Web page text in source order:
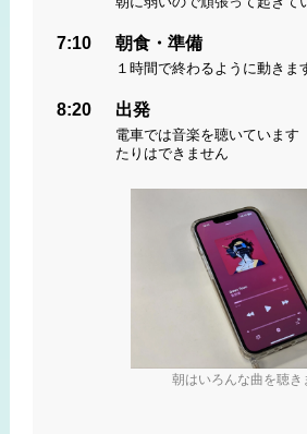
7:10 朝食・準備
１時間で終わるように動きま
8:20 出発
電車では音楽を聴いていま
たりはできません
朝はいろんな曲を聴き